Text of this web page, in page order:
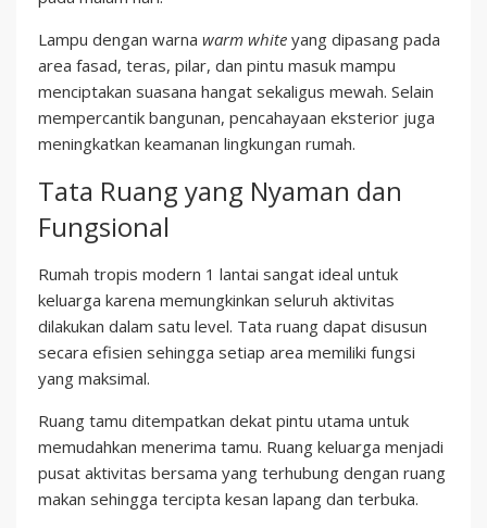
Lampu dengan warna warm white yang dipasang pada
area fasad, teras, pilar, dan pintu masuk mampu
menciptakan suasana hangat sekaligus mewah. Selain
mempercantik bangunan, pencahayaan eksterior juga
meningkatkan keamanan lingkungan rumah.
Tata Ruang yang Nyaman dan
Fungsional
Rumah tropis modern 1 lantai sangat ideal untuk
keluarga karena memungkinkan seluruh aktivitas
dilakukan dalam satu level. Tata ruang dapat disusun
secara efisien sehingga setiap area memiliki fungsi
yang maksimal.
Ruang tamu ditempatkan dekat pintu utama untuk
memudahkan menerima tamu. Ruang keluarga menjadi
pusat aktivitas bersama yang terhubung dengan ruang
makan sehingga tercipta kesan lapang dan terbuka.